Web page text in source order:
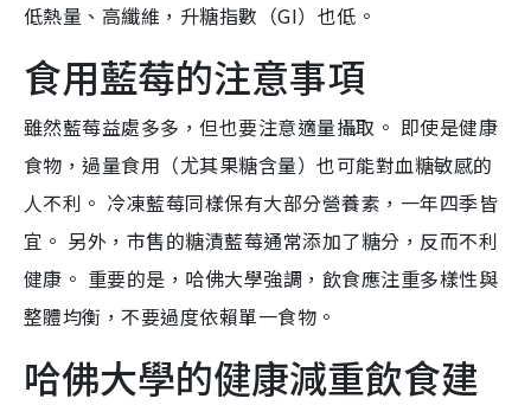
低熱量、高纖維，升糖指數（GI）也低。
食用藍莓的注意事項
雖然藍莓益處多多，但也要注意適量攝取。 即使是健康
食物，過量食用（尤其果糖含量）也可能對血糖敏感的
人不利。 冷凍藍莓同樣保有大部分營養素，一年四季皆
宜。 另外，市售的糖漬藍莓通常添加了糖分，反而不利
健康。 重要的是，哈佛大學強調，飲食應注重多樣性與
整體均衡，不要過度依賴單一食物。
哈佛大學的健康減重飲食建